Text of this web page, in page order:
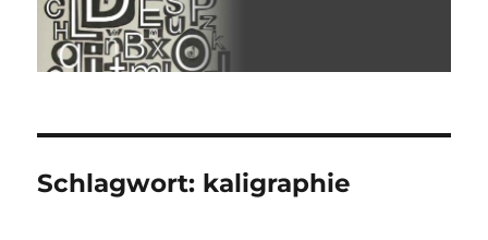
Schlagwort: kaligraphie